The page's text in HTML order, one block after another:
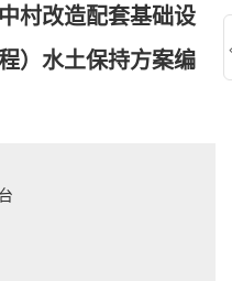
村改造配套基础设
）水土保持方案编